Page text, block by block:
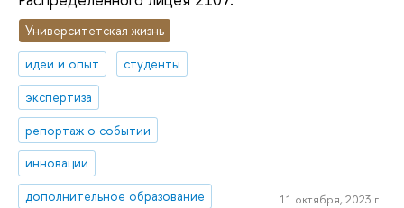
Университетская жизнь
идеи и опыт
студенты
экспертиза
репортаж о событии
инновации
дополнительное образование
11 октября, 2023 г.